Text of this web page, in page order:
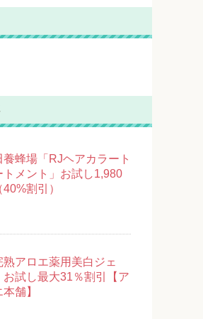
養蜂場「RJヘアカラート
トメント」お試し1,980
40%割引）
熟アロエ薬用美白ジェ
お試し最大31％割引【ア
本舗】